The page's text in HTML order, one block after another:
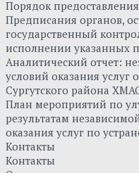
Порядок
Предписания органов,
государственный
исполнении указанных
Аналитический отчет:
условий оказания услуг
Сургутского района
План мероприятий по
результатам
оказания услуг по
Контакты
Контакты